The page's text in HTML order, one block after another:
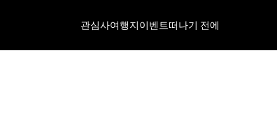
관심사여행지이벤트떠나기 전에